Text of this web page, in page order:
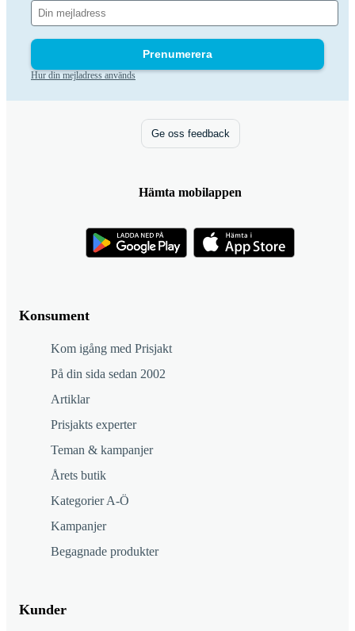
Prenumerera
Hur din mejladress används
Konsument
Kom igång med Prisjakt
På din sida sedan 2002
Artiklar
Prisjakts experter
Teman & kampanjer
Årets butik
Kategorier A-Ö
Kampanjer
Begagnade produkter
Kunder
Ge oss feedback
Hämta mobilappen